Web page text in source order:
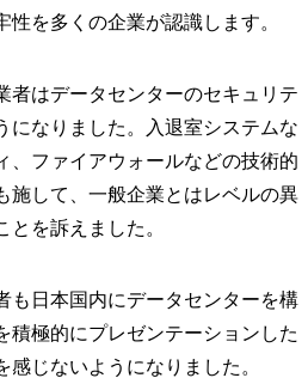
性を多くの企業が認識します。
者はデータセンターのセキュリテ
になりました。入退室システムな
、ファイアウォールなどの技術的
施して、一般企業とはレベルの異
を訴えました。
も日本国内にデータセンターを構
積極的にプレゼンテーションした
じないようになりました。